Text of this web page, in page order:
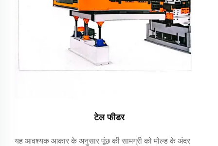
टेल फीडर
यह आवश्यक आकार के अनुसार पूंछ की सामग्री को मोल्ड के अंदर